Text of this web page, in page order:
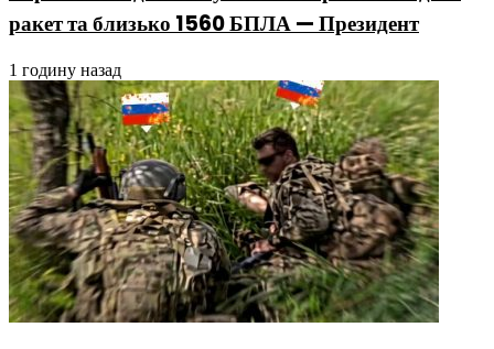
ракет та близько 1560 БПЛА — Президент
1 годину назад